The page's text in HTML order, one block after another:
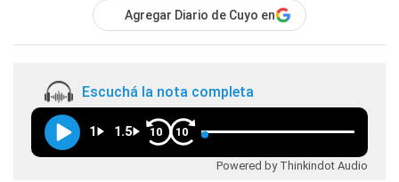
Agregar Diario de Cuyo en
Escuchá la nota completa
1 1.5 10 10
Powered by Thinkindot Audio